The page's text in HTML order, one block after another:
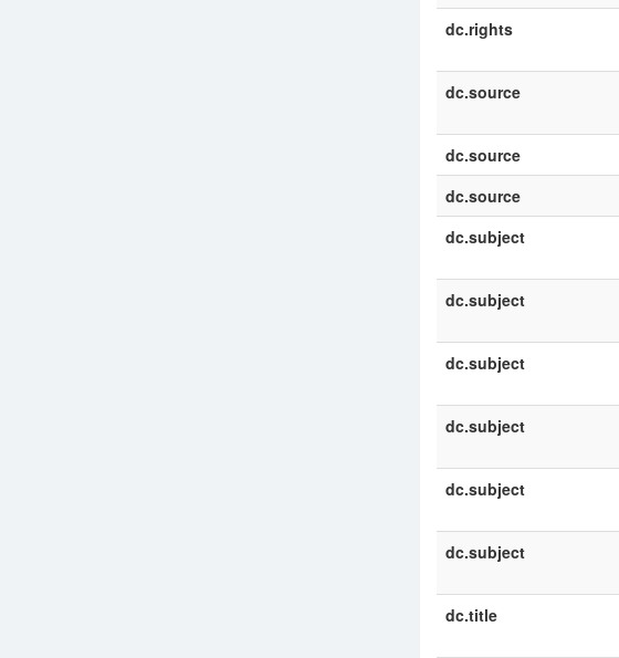
dc.rights
dc.source
dc.source
dc.source
dc.subject
dc.subject
dc.subject
dc.subject
dc.subject
dc.subject
dc.title